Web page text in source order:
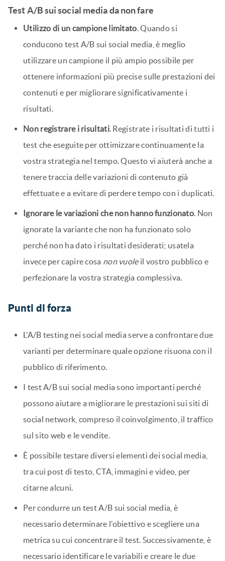
Test A/B sui social media da non fare
Utilizzo di un campione limitato. Quando si
conducono test A/B sui social media, è meglio
utilizzare un campione il più ampio possibile per
ottenere informazioni più precise sulle prestazioni dei
contenuti e per migliorare significativamente i
risultati.
Non registrare i risultati. Registrate i risultati di tutti i
test che eseguite per ottimizzare continuamente la
vostra strategia nel tempo. Questo vi aiuterà anche a
tenere traccia delle variazioni di contenuto già
effettuate e a evitare di perdere tempo con i duplicati.
Ignorare le variazioni che non hanno funzionato. Non
ignorate la variante che non ha funzionato solo
perché non ha dato i risultati desiderati; usatela
invece per capire cosa non vuoleil vostro pubblico e
perfezionare la vostra strategia complessiva.
Punti di forza
L’A/B testing nei social media serve a confrontare due
varianti per determinare quale opzione risuona con il
pubblico di riferimento.
I test A/B sui social media sono importanti perché
possono aiutare a migliorare le prestazioni sui siti di
social network, compreso il coinvolgimento, il traffico
sul sito web e le vendite.
È possibile testare diversi elementi dei social media,
tra cui post di testo, CTA, immagini e video, per
citarne alcuni.
Per condurre un test A/B sui social media, è
necessario determinare l’obiettivo e scegliere una
metrica su cui concentrare il test. Successivamente, è
necessario identificare le variabili e creare le due